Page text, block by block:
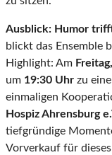
Ausblick: Humor
blickt das Ensemble
Highlight: Am
um 19:30 Uhr zu
einmaligen
Hospiz Ahrensburg
tiefgründige
Vorverkauf für